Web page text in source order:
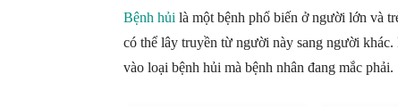
Bệnh hủi là một bệnh phổ biến ở người lớn và
có thể lây truyền từ người này sang người
vào loại bệnh hủi mà bệnh nhân đang mắc phải.